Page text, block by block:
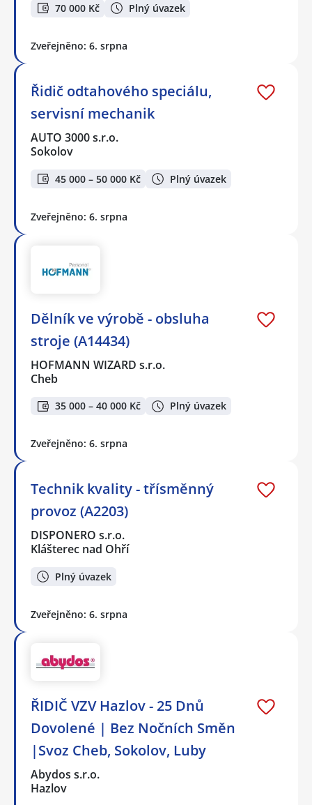
70 000 Kč Plný úvazek
Zveřejněno: 6. srpna
Řidič odtahového speciálu,
servisní mechanik
AUTO 3000 s.r.o.
Sokolov
45 000 – 50 000 Kč Plný úvazek
Zveřejněno: 6. srpna
Dělník ve výrobě - obsluha
stroje (A14434)
HOFMANN WIZARD s.r.o.
Cheb
35 000 – 40 000 Kč Plný úvazek
Zveřejněno: 6. srpna
Technik kvality - třísměnný
provoz (A2203)
DISPONERO s.r.o.
Klášterec nad Ohří
Plný úvazek
Zveřejněno: 6. srpna
ŘIDIČ VZV Hazlov - 25 Dnů
Dovolené | Bez Nočních Směn
|Svoz Cheb, Sokolov, Luby
Abydos s.r.o.
Hazlov